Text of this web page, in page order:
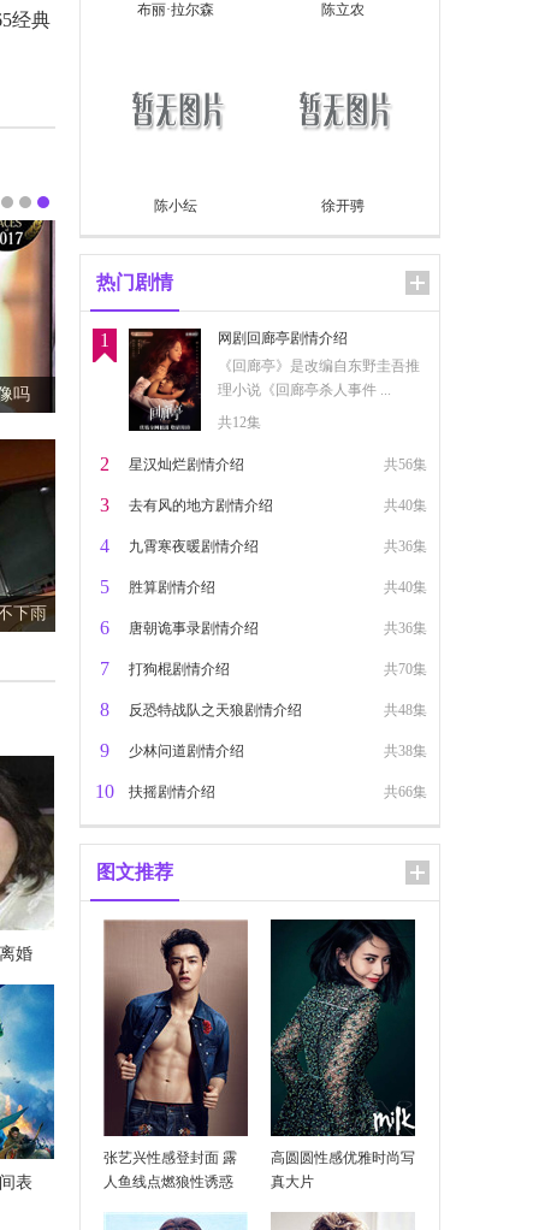
经典
词
婚
表
布丽·拉尔森 陈立农
陈小纭 徐开骋
热门剧情
1
网剧回廊亭剧情介绍
《回廊亭》是改编自东野圭吾推
理小说《回廊亭杀人事件 ...
共12集
2 共56集
星汉灿烂剧情介绍
3 共40集
去有风的地方剧情介绍
4 共36集
九霄寒夜暖剧情介绍
5 共40集
胜算剧情介绍
6 共36集
唐朝诡事录剧情介绍
7 共70集
打狗棍剧情介绍
8 共48集
反恐特战队之天狼剧情介绍
9 共38集
少林问道剧情介绍
10 共66集
扶摇剧情介绍
图文推荐
张艺兴性感登封面 露
人鱼线点燃狼性诱惑
高圆圆性感优雅时尚写
真大片